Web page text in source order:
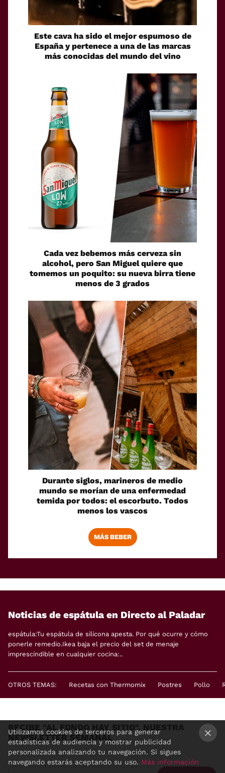
Este cava ha sido el mejor espumoso de
España y pertenece a una de las marcas
más conocidas del mundo del vino
Cada vez bebemos más cerveza sin
alcohol, pero San Miguel quiere que
tomemos un poquito: su nueva birra tiene
menos de 3 grados
Durante siglos, marineros de medio
mundo se morían de una enfermedad
temida por todos: el escorbuto. Todos
menos los vascos
MÁS BEBER
Noticias de espátula en Directo al Paladar
espátula:Tu espátula de silicona apesta. Por qué ocurre y cómo
ponerle remedio.Ikea baja el precio del set de menaje
imprescindible en cualquier cocina:..
OTROS TEMAS: Recetas con Thermomix Postres Pollo
RECIBE "AL FONDO HAY SITIO", NUESTRA
NEWSLETTER SEMANAL
Utilizamos cookies de terceros para generar
estadísticas de audiencia y mostrar publicidad
personalizada analizando tu navegación. Si sigues
navegando estarás aceptando su uso. Más información